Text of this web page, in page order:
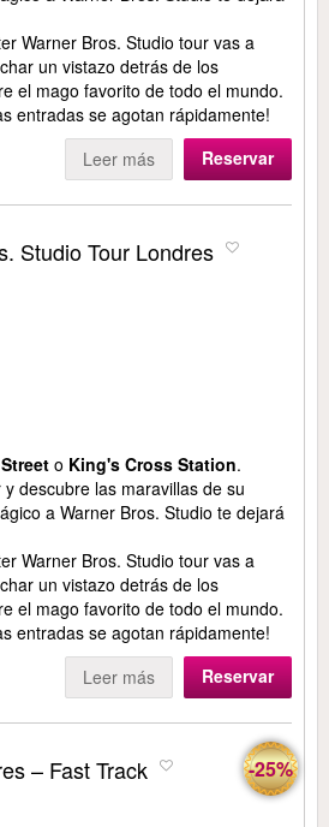
Warner Bros. Studio tour vas a
un vistazo detrás de los
el mago favorito de todo el mundo.
entradas se agotan rápidamente!
Leer más Reservar
Studio Tour Londres
o King's Cross Station.
descubre las maravillas de su
a Warner Bros. Studio te dejará
Warner Bros. Studio tour vas a
un vistazo detrás de los
el mago favorito de todo el mundo.
entradas se agotan rápidamente!
Leer más Reservar
– Fast Track -25%